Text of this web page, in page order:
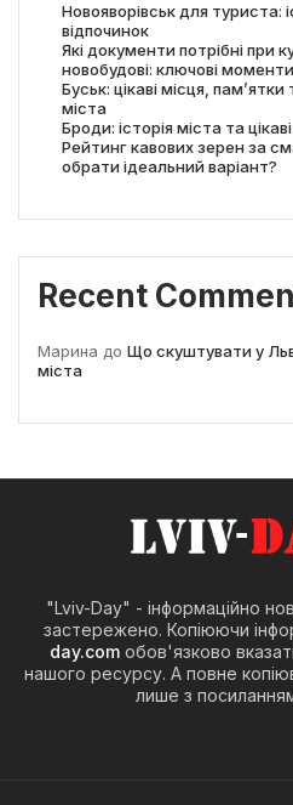
Новояворівськ для туриста:
відпочинок
Які документи потрібні при
новобудові: ключові моменти
Буськ: цікаві місця,
міста
Броди: історія міста та
Рейтинг кавових зерен за
обрати ідеальний варіант?
Recent
Марина до Що скуштувати у
міста
"Lviv-Day" - інформаційно
застережено. Копіюючи
day.com обов'язково
нашого ресурсу. А повне
лише з